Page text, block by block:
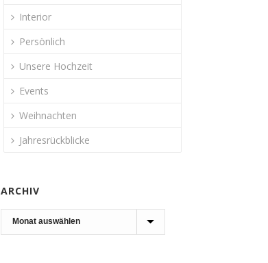
Interior
Persönlich
Unsere Hochzeit
Events
Weihnachten
Jahresrückblicke
ARCHIV
Archiv